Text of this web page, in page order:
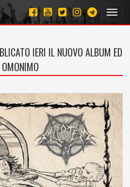
IERI IL NUOVO ALBUM ED